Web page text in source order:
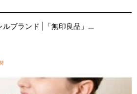
ブランド |「無印良品」...